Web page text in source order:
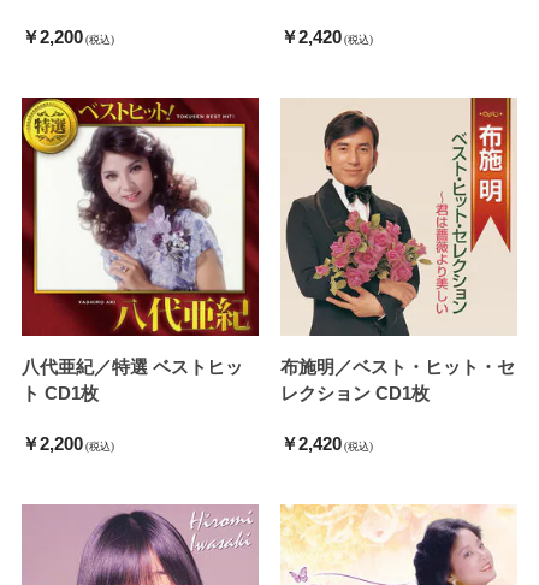
￥2,200 (税込) ￥2,420 (税込)
八代亜紀／特選 ベストヒッ
ト CD1枚
￥2,200 (税込)
布施明／ベスト・ヒット・セ
レクション CD1枚
￥2,420 (税込)